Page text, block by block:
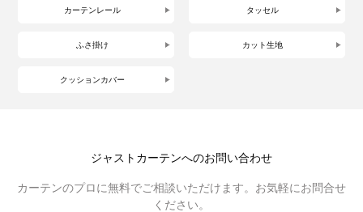
カーテンレール タッセル
ふさ掛け カット生地
クッションカバー
ジャストカーテンへのお問い合わせ
カーテンのプロに無料でご相談いただけます。お気軽にお問合せ
ください。